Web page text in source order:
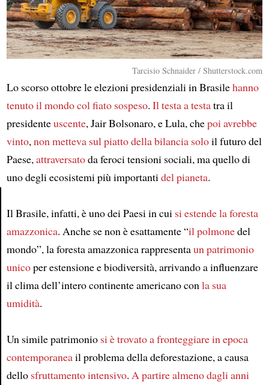
Tarcisio Schnaider / Shutterstock.com
Lo scorso ottobre le elezioni presidenziali in Brasilehanno
tenuto il mondo col fiato sospeso. Il testa a testatra il
presidenteuscente, Jair Bolsonaro, e Lula, chepoi avrebbe
vinto,non metteva sul piatto della bilancia soloil futuro del
Paese,attraversatoda feroci tensioni sociali, ma quello di
uno degli ecosistemi più importantidel pianeta.
Il Brasile, infatti, è uno dei Paesi in cui si estendela foresta
amazzonica. Anche se non è esattamente “il polmonedel
mondo”, la foresta amazzonica rappresentaun patrimonio
unicoper estensione e biodiversità, arrivando a influenzare
il clima dell’intero continente americano conla sua
umidità.
Un simile patrimonio si è trovato a fronteggiarein epoca
contemporaneail problema della deforestazione, a causa
dello sfruttamento intensivo. A partire almeno daglianni